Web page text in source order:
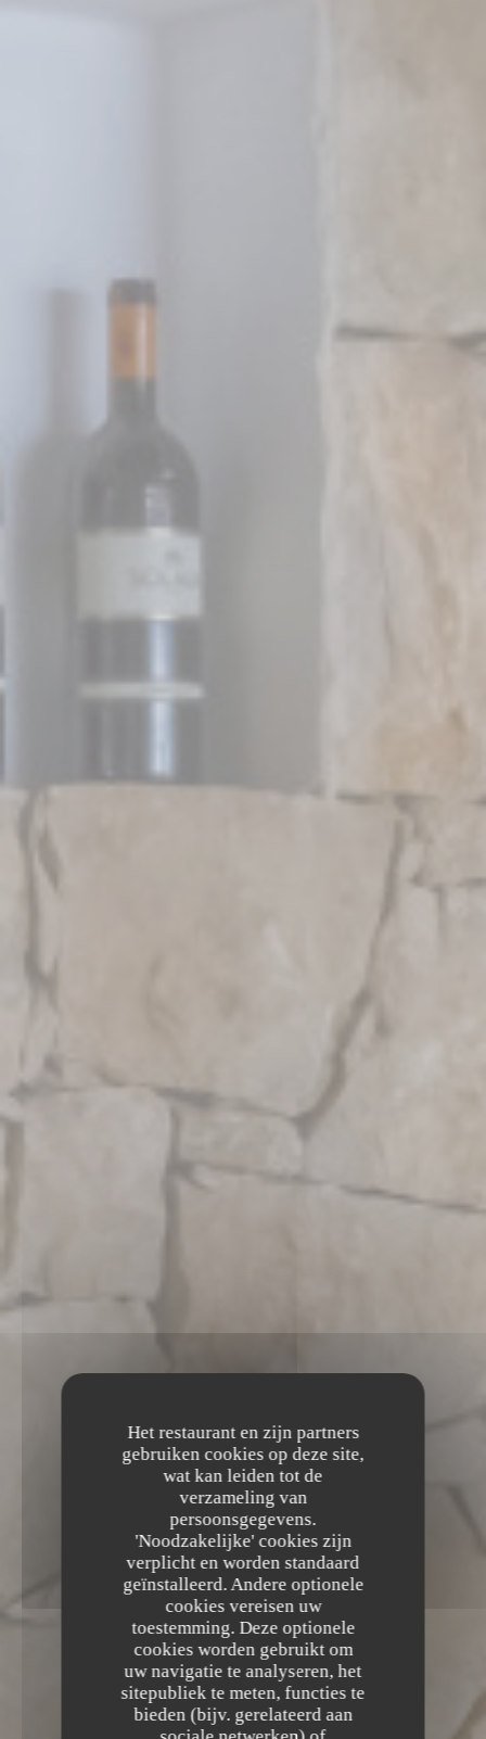
Het restaurant en zijn partners
gebruiken cookies op deze site,
wat kan leiden tot de
verzameling van
persoonsgegevens.
'Noodzakelijke' cookies zijn
verplicht en worden standaard
geïnstalleerd. Andere optionele
cookies vereisen uw
toestemming. Deze optionele
cookies worden gebruikt om
uw navigatie te analyseren, het
sitepubliek te meten, functies te
bieden (bijv. gerelateerd aan